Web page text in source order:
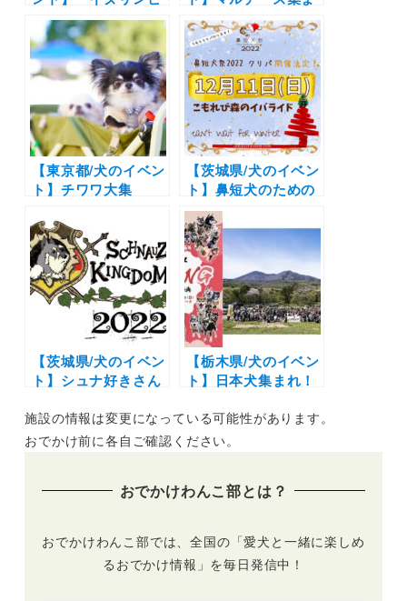
ック」（イーノの森
Dog Garden）
れ〜！マルシェやフ
ォトスポットも「マ
ルフェス2022 –
Maltese Festa
2022 –」（イーノの
森 Dog Garden）
5/1開催（他の犬種
も参加OK）
【東京都/犬のイベン
ト】チワワ大集
ピクニックエリアも
「チワワ
EXPO2022」（イー
ノの森 Dog
Garden）5/8開催！
※他の犬種も参加OK
【茨城県/犬のイベン
ト】鼻短犬のための
クリパ！グッズマー
ケットでお買い物や
撮影会やタイムレー
スも開催！「鼻短犬
祭2022 クリパ」
（こもれび森のイバ
ライド）12/11
【茨城県/犬のイベン
ト】シュナ好きさん
やタイムレースも！
「シュナウザーキン
ド）5/15開催 | 他の
【栃木県/犬のイベン
ト】日本犬集まれ！
本犬の祭典～」ショ
ピングや集合写真な
施設の情報は変更になっている可能性があります。
おでかけ前に各自ご確認ください。
おでかけわんこ部とは？
おでかけわんこ部では、全国の「愛犬と一緒に楽しめ
るおでかけ情報」を毎日発信中！